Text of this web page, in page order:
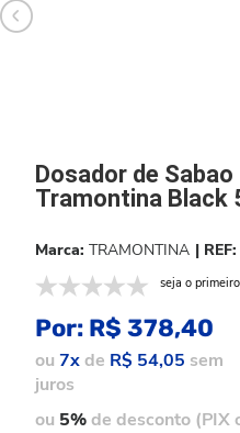
Dosador de
Tramontina Black
TRAMONTINA
seja o
Por: R$ 378,40
ou 7xde R$ 54,05 sem
juros
ou 5%de desconto (PIX